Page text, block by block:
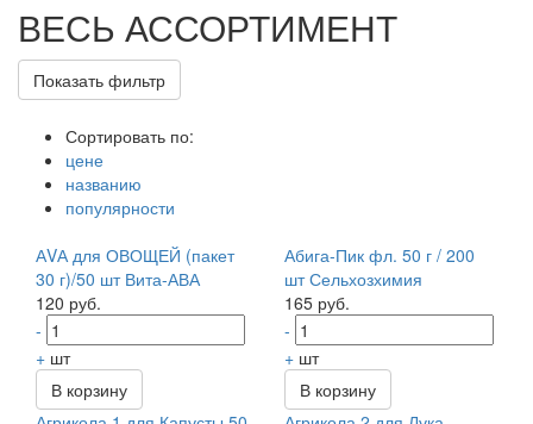
ВЕСЬ АССОРТИМЕНТ
Показать фильтр
Сортировать по:
цене
названию
популярности
АVА для ОВОЩЕЙ (пакет
30 г)/50 шт Вита-АВА
120 руб.
-
+ шт
В корзину
Абига-Пик фл. 50 г / 200
шт Сельхозхимия
165 руб.
-
+ шт
В корзину